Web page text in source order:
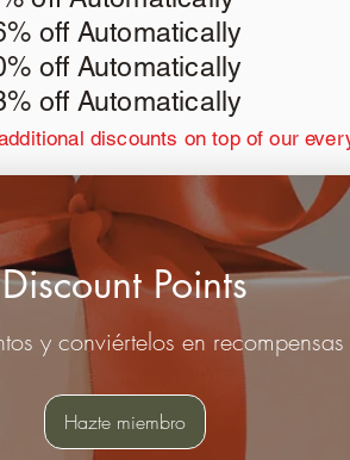
off Automatically
off Automatically
off Automatically
discounts on top of our
Discount Points
y conviértelos en recompensas
Hazte miembro